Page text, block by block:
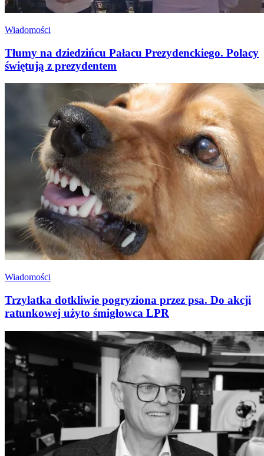
Wiadomości
Tłumy na dziedzińcu Pałacu Prezydenckiego. Polacy
świętują z prezydentem
Wiadomości
Trzylatka dotkliwie pogryziona przez psa. Do akcji
ratunkowej użyto śmigłowca LPR